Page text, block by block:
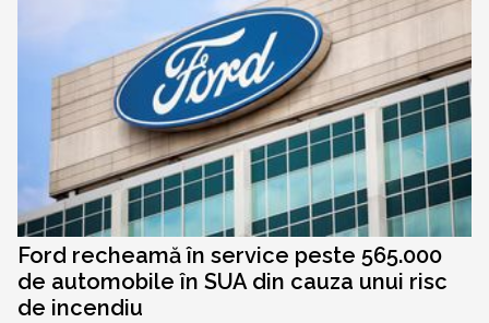
Ford recheamă în service peste 565.000
de automobile în SUA din cauza unui risc
de incendiu